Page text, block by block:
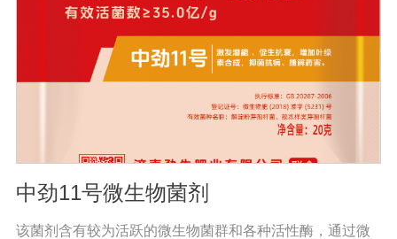
力，有些有能力改善土壤微生态环境。此外，生物有机肥
改变土壤中微生态系统的结构。(4)激活不溶化合物，提高
土壤供养能力。生物有机肥含有固氮微生物，可以通过固
氮酶的作用将空气中的氮还原为可被作物吸收利用的成
中劲11号微生物菌剂
该菌剂含有较为活跃的微生物菌群和各种活性酶，通过微